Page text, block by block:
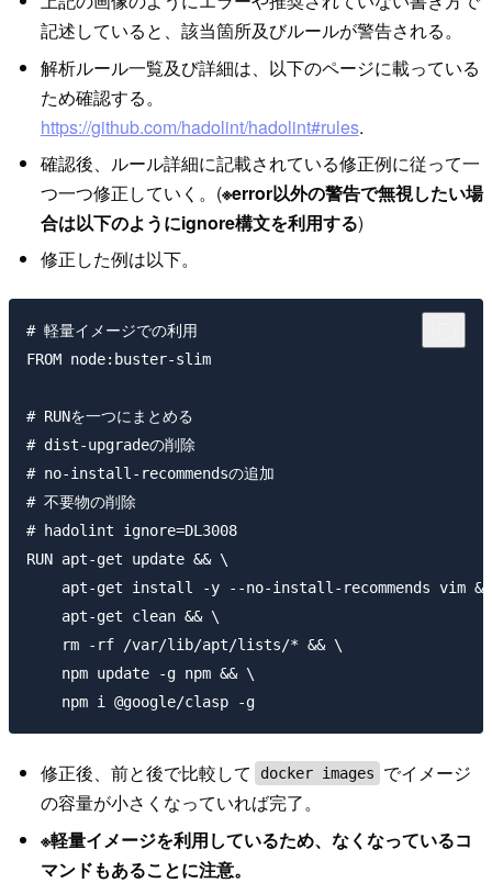
記述していると、該当箇所及びルールが警告される。
解析ルール一覧及び詳細は、以下のページに載っている
ため確認する。
https://github.com/hadolint/hadolint#rules.
確認後、ルール詳細に記載されている修正例に従って一
つ一つ修正していく。(※error以外の警告で無視したい場
合は以下のようにignore構文を利用する)
修正した例は以下。
# 軽量イメージでの利用
FROM node:buster-slim
# RUNを一つにまとめる
# dist-upgradeの削除
# no-install-recommendsの追加
# 不要物の削除
# hadolint ignore=DL3008
RUN apt-get update && \
apt-get install -y --no-install-recommends vim
    apt-get clean && \
    rm -rf /var/lib/apt/lists/* && \
    npm update -g npm && \
修正後、前と後で比較して docker images
でイメージ
の容量が小さくなっていれば完了。
※軽量イメージを利用しているため、なくなっているコ
マンドもあることに注意。